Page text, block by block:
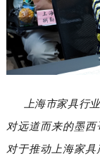
上海市家具行
对远道而来的墨
对于推动上海家